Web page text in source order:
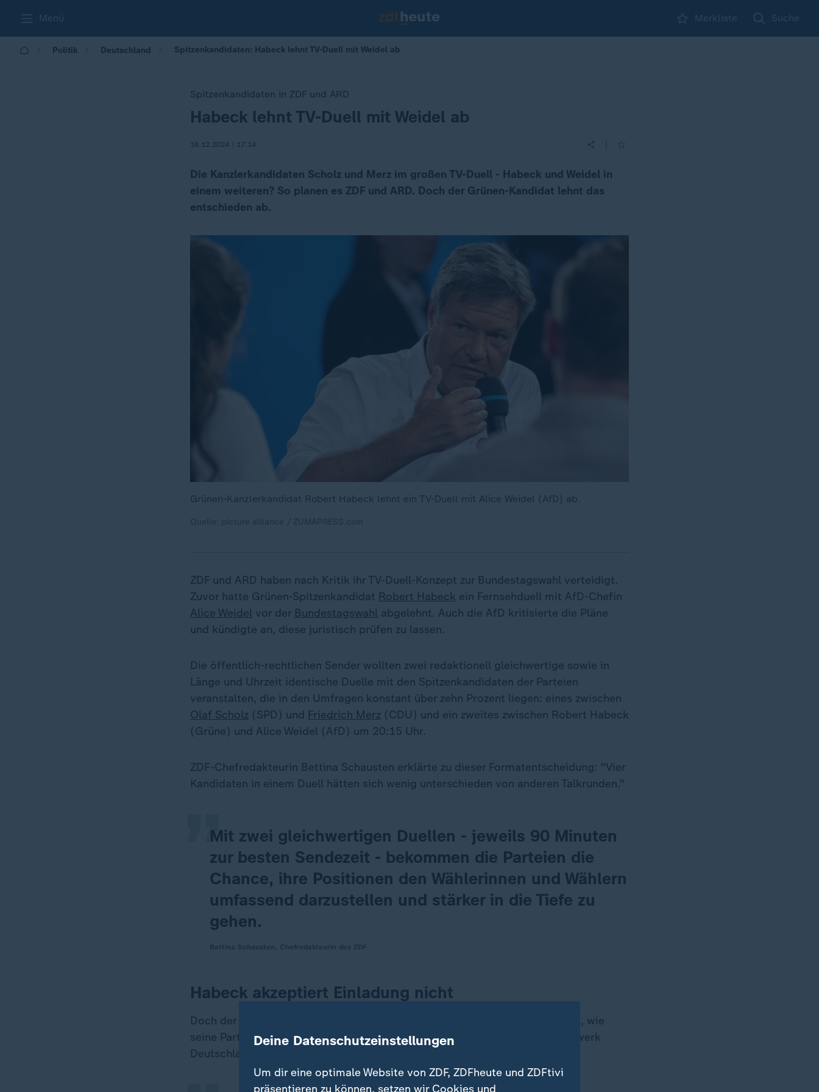
Menü Merkliste Suche
Politik Deutschland Spitzenkandidaten: Habeck lehnt TV-Duell mit Weidel ab
Spitzenkandidaten in ZDF und ARD
:Habeck lehnt TV-Duell mit Weidel ab
18.12.2024 | 17:14
Die Kanzlerkandidaten Scholz und Merz im großen TV-Duell - Habeck und Weidel in
einem weiteren? So planen es ZDF und ARD. Doch der Grünen-Kandidat lehnt das
entschieden ab.
Grünen-Kanzlerkandidat Robert Habeck lehnt ein TV-Duell mit Alice Weidel (AfD) ab.
ZDF und ARD haben nach Kritik ihr TV-Duell-Konzept zur Bundestagswahl verteidigt.
Zuvor hatte Grünen-Spitzenkandidat Robert Habeck ein Fernsehduell mit AfD-Chefin
Alice Weidel vor der Bundestagswahl abgelehnt. Auch die AfD kritisierte die Pläne
und kündigte an, diese juristisch prüfen zu lassen.
Die öffentlich-rechtlichen Sender wollten zwei redaktionell gleichwertige sowie in
Länge und Uhrzeit identische Duelle mit den Spitzenkandidaten der Parteien
veranstalten, die in den Umfragen konstant über zehn Prozent liegen: eines zwischen
Olaf Scholz (SPD) und Friedrich Merz (CDU) und ein zweites zwischen Robert Habeck
(Grüne) und Alice Weidel (AfD) um 20:15 Uhr.
ZDF-Chefredakteurin Bettina Schausten erklärte zu dieser Formatentscheidung: "Vier
Kandidaten in einem Duell hätten sich wenig unterschieden von anderen Talkrunden."
Mit zwei gleichwertigen Duellen - jeweils 90 Minuten
zur besten Sendezeit - bekommen die Parteien die
Chance, ihre Positionen den Wählerinnen und Wählern
umfassend darzustellen und stärker in die Tiefe zu
gehen.
„
Habeck akzeptiert Einladung nicht
Doch der Grünen-Kanzlerkandidat will nicht ins Duell mit der AfD-Kandidatin, wie
seine Partei klarmachte. Ein Wahlkampfsprecher sagte dem Redaktionsnetzwerk
Deutschland (RND):
„ Deine Datenschutzeinstellungen
Um dir eine optimale Website von ZDF, ZDFheute und ZDFtivi
präsentieren zu können, setzen wir Cookies und